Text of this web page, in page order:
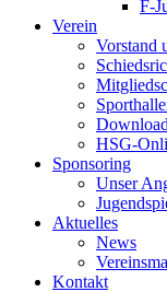
F-
Verein
Vorstand
HSG-
Sponsoring
Unser
Aktuelles
News
Kontakt